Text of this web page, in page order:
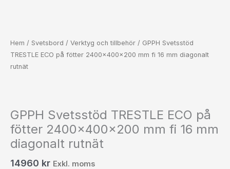
Hem / Svetsbord / Verktyg och tillbehör / GPPH Svetsstöd
TRESTLE ECO på fötter 2400x400x200 mm fi 16 mm diagonalt
rutnät
GPPH Svetsstöd TRESTLE ECO på
fötter 2400x400x200 mm fi 16 mm
diagonalt rutnät
14960 kr Exkl. moms